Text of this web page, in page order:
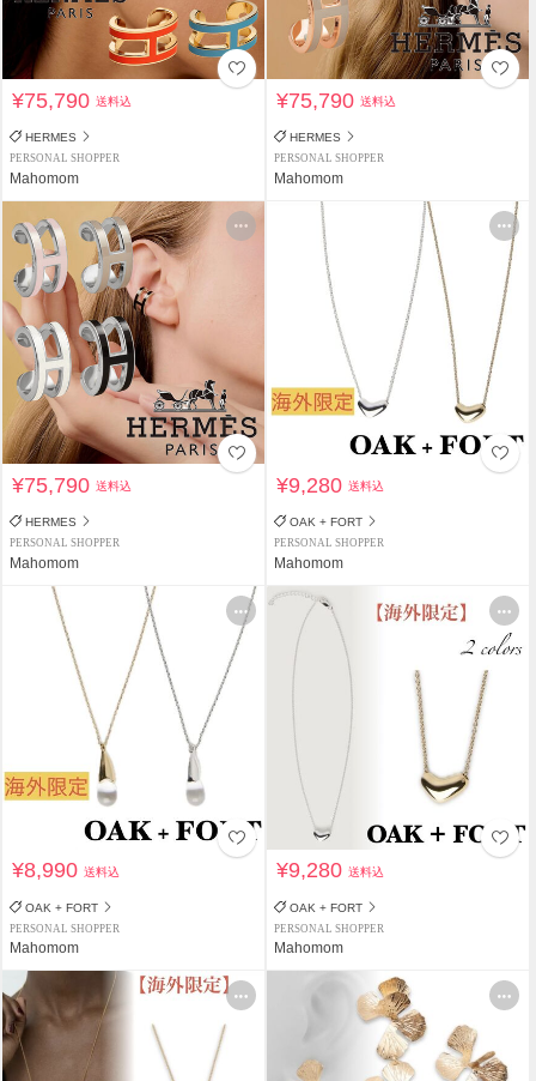
¥75,790送料込
HERMES
PERSONAL SHOPPER
Mahomom
¥75,790送料込
HERMES
PERSONAL SHOPPER
Mahomom
¥75,790送料込
HERMES
PERSONAL SHOPPER
Mahomom
¥9,280送料込
OAK + FORT
PERSONAL SHOPPER
Mahomom
¥8,990送料込
OAK + FORT
PERSONAL SHOPPER
Mahomom
¥9,280送料込
OAK + FORT
PERSONAL SHOPPER
Mahomom